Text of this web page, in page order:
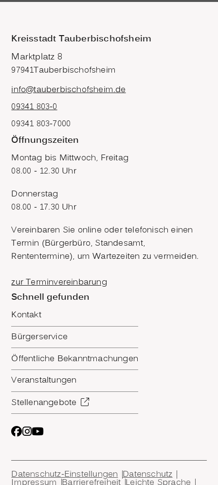
Kreisstadt Tauberbischofsheim
Marktplatz 8
97941Tauberbischofsheim
info@tauberbischofsheim.de
09341 803-0
09341 803-7000
Öffnungszeiten
Montag bis Mittwoch, Freitag
08.00 - 12.30 Uhr
Donnerstag
08.00 - 17.30 Uhr
Vereinbaren Sie online oder telefonisch einen
Termin (Bürgerbüro, Standesamt,
Rententermine), um Wartezeiten zu vermeiden.
zur Terminvereinbarung
Schnell gefunden
Kontakt
Bürgerservice
Öffentliche Bekanntmachungen
Veranstaltungen
Stellenangebote
Datenschutz-Einstellungen Datenschutz